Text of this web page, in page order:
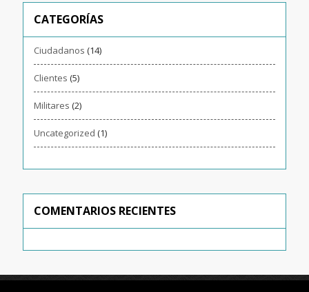
CATEGORÍAS
Ciudadanos (14)
Clientes (5)
Militares (2)
Uncategorized (1)
COMENTARIOS RECIENTES